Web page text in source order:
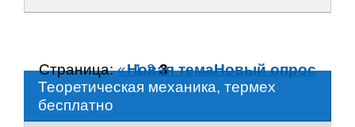
Теоретическая механика, термех
бесплатно
Страница:« 1 2 3
Новая темаНовый опрос